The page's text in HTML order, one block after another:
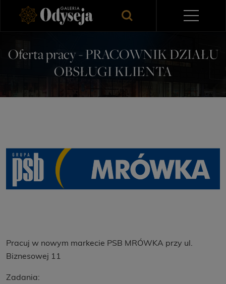
Oferta pracy - PRACOWNIK DZIAŁU
OBSŁUGI KLIENTA
Pracuj w nowym markecie PSB MRÓWKA przy ul.
Biznesowej 11
Zadania: